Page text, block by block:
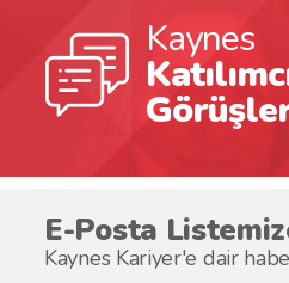
Kaynes
çok hızlı bir
E-Posta
Kaynes Kariyer'e dair